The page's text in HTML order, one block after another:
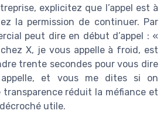
explicitez que l’appel est à
la permission de continuer. Par
peut dire en début d’appel : «
X, je vous appelle à froid, est
trente secondes pour vous dire
et vous me dites si on
réduit la méfiance et
utile.